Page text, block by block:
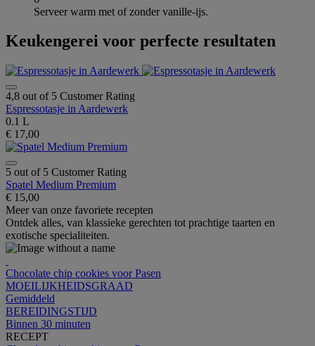
Serveer warm met of zonder vanille-ijs.
Keukengerei voor perfecte resultaten
4,8 out of 5 Customer Rating
Espressotasje in Aardewerk
0.1 L
€ 17,00
5 out of 5 Customer Rating
Spatel Medium Premium
€ 15,00
Meer van onze favoriete recepten
Ontdek alles, van klassieke gerechten tot prachtige taarten en
exotische specialiteiten.
Chocolate chip cookies voor Pasen
MOEILIJKHEIDSGRAAD
Gemiddeld
BEREIDINGSTIJD
Binnen 30 minuten
RECEPT